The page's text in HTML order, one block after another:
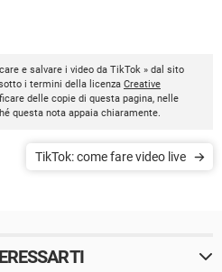
e salvare i video da TikTok » dal sito
i termini della licenza Creative
delle copie di questa pagina, nelle
questa nota appaia chiaramente.
TikTok: come fare video live